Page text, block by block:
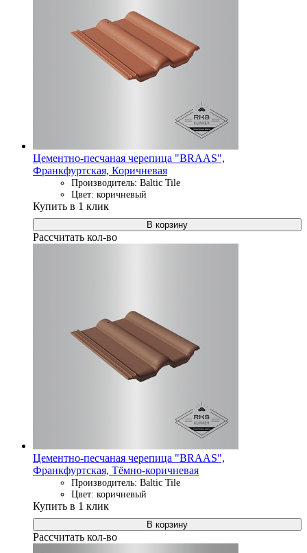
Цементно-песчаная черепица "BRAAS",
Франкфуртская, Коричневая
Производитель: Baltic Tile
Цвет: коричневый
Купить в 1 клик
В корзину
Рассчитать кол-во
Цементно-песчаная черепица "BRAAS",
Франкфуртская, Тёмно-коричневая
Производитель: Baltic Tile
Цвет: коричневый
Купить в 1 клик
В корзину
Рассчитать кол-во